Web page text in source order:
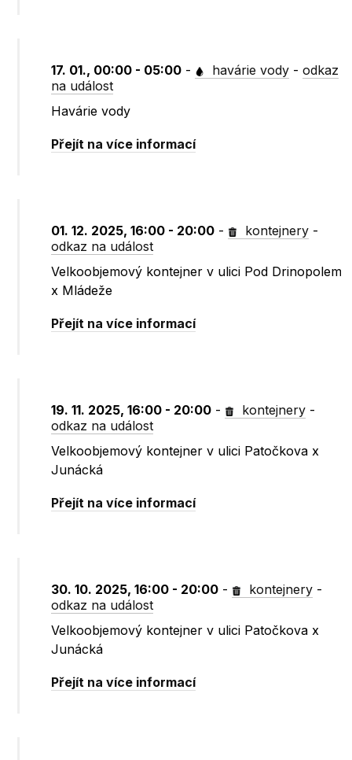
17. 01., 00:00 - 05:00 - havárie vody -odkaz
na událost
Havárie vody
Přejít na více informací
01. 12. 2025, 16:00 - 20:00 - kontejnery -
odkaz na událost
Velkoobjemový kontejner v ulici Pod Drinopolem
x Mládeže
Přejít na více informací
19. 11. 2025, 16:00 - 20:00 - kontejnery -
odkaz na událost
Velkoobjemový kontejner v ulici Patočkova x
Junácká
Přejít na více informací
30. 10. 2025, 16:00 - 20:00 - kontejnery -
odkaz na událost
Velkoobjemový kontejner v ulici Patočkova x
Junácká
Přejít na více informací